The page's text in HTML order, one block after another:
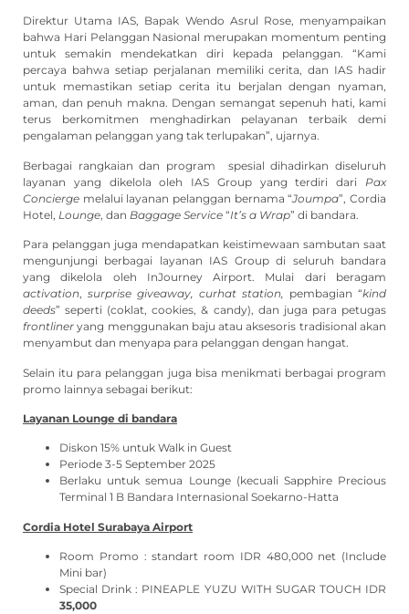
Direktur Utama IAS, Bapak Wendo Asrul Rose, menyampaikan
bahwa Hari Pelanggan Nasional merupakan momentum penting
untuk semakin mendekatkan diri kepada pelanggan. “Kami
percaya bahwa setiap perjalanan memiliki cerita, dan IAS hadir
untuk memastikan setiap cerita itu berjalan dengan nyaman,
aman, dan penuh makna. Dengan semangat sepenuh hati, kami
terus berkomitmen menghadirkan pelayanan terbaik demi
pengalaman pelanggan yang tak terlupakan”, ujarnya.
Berbagai rangkaian dan program spesial dihadirkan diseluruh
layanan yang dikelola oleh IAS Group yang terdiri dari Pax
Concierge melalui layanan pelanggan bernama “Joumpa”, Cordia
Hotel, Lounge , dan Baggage Service “It’s a Wrap” di bandara.
Para pelanggan juga mendapatkan keistimewaan sambutan saat
mengunjungi berbagai layanan IAS Group di seluruh bandara
yang dikelola oleh InJourney Airport. Mulai dari beragam
activation, surprise giveaway, curhat station, pembagian “kind
deeds” seperti (coklat, cookies, & candy), dan juga para petugas
frontliner yang menggunakan baju atau aksesoris tradisional akan
menyambut dan menyapa para pelanggan dengan hangat.
Selain itu para pelanggan juga bisa menikmati berbagai program
promo lainnya sebagai berikut:
Layanan Lounge di bandara
Diskon 15% untuk Walk in Guest
Periode 3-5 September 2025
Berlaku untuk semua Lounge (kecuali Sapphire Precious
Terminal 1 B Bandara Internasional Soekarno-Hatta
Cordia Hotel Surabaya Airport
Room Promo : standart room IDR 480,000 net (Include
Mini bar)
Special Drink : PINEAPLE YUZU WITH SUGAR TOUCH IDR
35,000